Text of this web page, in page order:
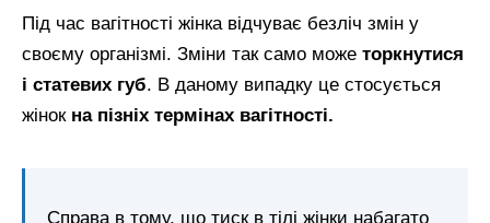
Під час вагітності жінка відчуває безліч змін у
своєму організмі. Зміни так само може торкнутися
і статевих губ. В даному випадку це стосується
жінок на пізніх термінах вагітності.
Справа в тому, що тиск в тілі жінки набагато